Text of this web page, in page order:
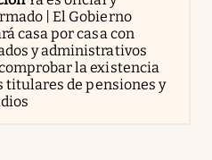
| El Gobierno
casa por casa con
y administrativos
la existencia
titulares de pensiones y